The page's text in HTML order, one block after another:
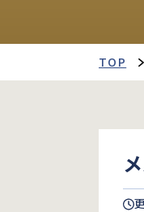
TOP